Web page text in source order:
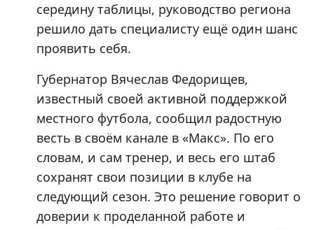
середину таблицы, руководство региона
решило дать специалисту ещё один шанс
проявить себя.
Губернатор Вячеслав Федорищев,
известный своей активной поддержкой
местного футбола, сообщил радостную
весть в своём канале в «Макс». По его
словам, и сам тренер, и весь его штаб
сохранят свои позиции в клубе на
следующий сезон. Это решение говорит о
доверии к проделанной работе и